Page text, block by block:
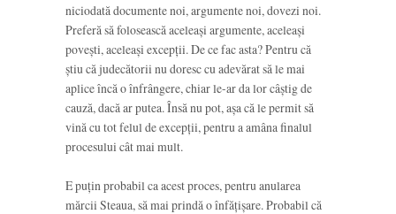
niciodată documente noi, argumente noi, dovezi noi.
Preferă să folosească aceleași argumente, aceleași
povești, aceleași excepții. De ce fac asta? Pentru că
știu că judecătorii nu doresc cu adevărat să le mai
aplice încă o înfrângere, chiar le-ar da lor câștig de
cauză, dacă ar putea. Însă nu pot, așa că le permit să
vină cu tot felul de excepții, pentru a amâna finalul
procesului cât mai mult.
E puțin probabil ca acest proces, pentru anularea
mărcii Steaua, să mai prindă o înfățișare. Probabil că